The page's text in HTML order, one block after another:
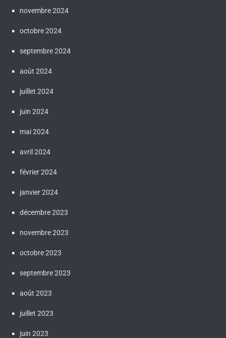
novembre 2024
octobre 2024
septembre 2024
août 2024
juillet 2024
juin 2024
mai 2024
avril 2024
février 2024
janvier 2024
décembre 2023
novembre 2023
octobre 2023
septembre 2023
août 2023
juillet 2023
juin 2023